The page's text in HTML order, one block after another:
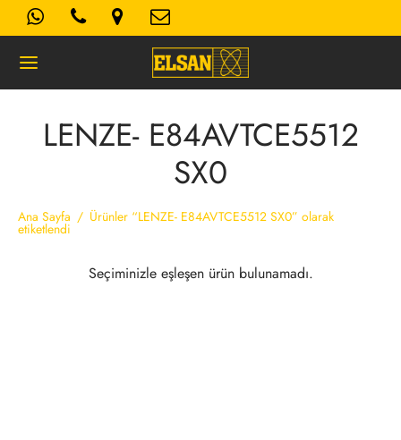
LENZE- E84AVTCE5512
SX0
Ana Sayfa / Ürünler “LENZE- E84AVTCE5512 SX0” olarak
etiketlendi
Seçiminizle eşleşen ürün bulunamadı.
AYDINLATMA METNI
Koşulları